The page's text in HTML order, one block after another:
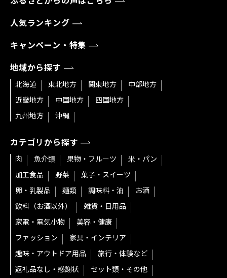
人気ランキング
キャンペーン・特集
地域から探す
北海道 東北地方 関東地方
中部地方
近畿地方
中国地方
四国地方
九州地方
沖縄
カテゴリから探す
肉 魚介類 果物・フルーツ
米・パン
加工食品
野菜
菓子・スイーツ
卵・乳製品
麺類 調味料・油
お酒
飲料（お酒以外）
雑貨・日用品
家電・電気小物
美容・健康
ファッション
家具・インテリア
趣味・アウトドア用品
旅行・体験など
返礼品なし・感謝状
セット類・その他